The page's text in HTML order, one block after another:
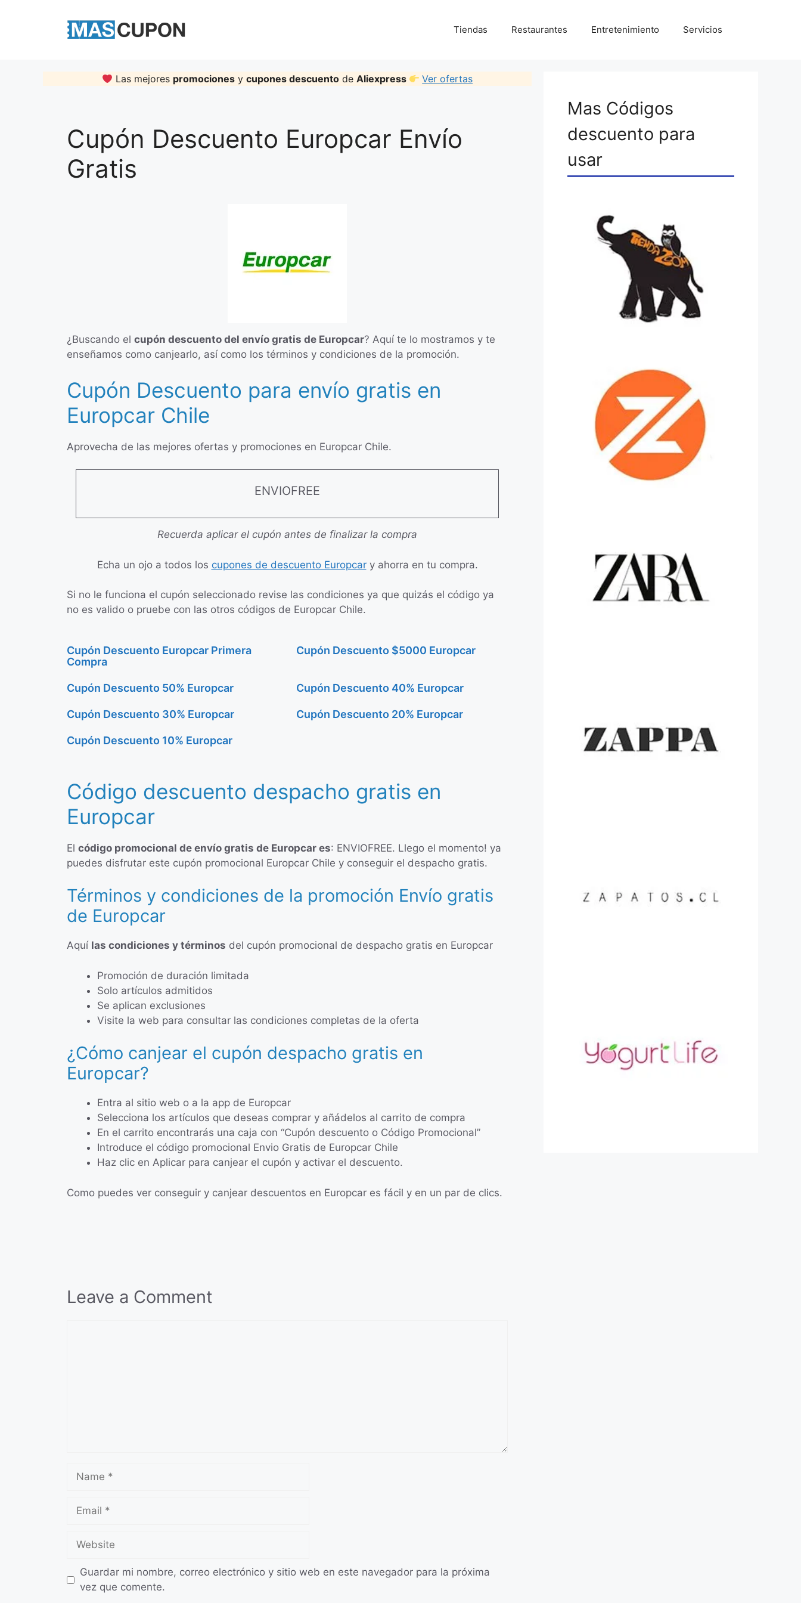
Tiendas Restaurantes Entretenimiento Servicios
Las mejores promociones y cupones descuento de Aliexpress Ver ofertas
Cupón Descuento Europcar Envío
Gratis
¿Buscando el cupón descuento del envío gratis de Europcar? Aquí te lo mostramos y te
enseñamos como canjearlo, así como los términos y condiciones de la promoción.
Cupón Descuento para envío gratis en
Europcar Chile
Aprovecha de las mejores ofertas y promociones en Europcar Chile.
ENVIOFREE
Recuerda aplicar el cupón antes de finalizar la compra
Echa un ojo a todos los cupones de descuento Europcary ahorra en tu compra.
Si no le funciona el cupón seleccionado revise las condiciones ya que quizás el código ya
no es valido o pruebe con las otros códigos de Europcar Chile.
Cupón Descuento Europcar Primera
Compra
Cupón Descuento $5000 Europcar
Cupón Descuento 50% Europcar Cupón Descuento 40% Europcar
Cupón Descuento 30% Europcar Cupón Descuento 20% Europcar
Cupón Descuento 10% Europcar
Código descuento despacho gratis en
Europcar
El código promocional de envío gratis de Europcar es: ENVIOFREE. Llego el momento! ya
puedes disfrutar este cupón promocional Europcar Chile y conseguir el despacho gratis.
Términos y condiciones de la promoción Envío gratis
de Europcar
Aquí las condiciones y términos del cupón promocional de despacho gratis en Europcar
Promoción de duración limitada
Solo artículos admitidos
Se aplican exclusiones
Visite la web para consultar las condiciones completas de la oferta
¿Cómo canjear el cupón despacho gratis en
Europcar?
Entra al sitio web o a la app de Europcar
Selecciona los artículos que deseas comprar y añádelos al carrito de compra
En el carrito encontrarás una caja con “Cupón descuento o Código Promocional”
Introduce el código promocional Envio Gratis de Europcar Chile
Haz clic en Aplicar para canjear el cupón y activar el descuento.
Como puedes ver conseguir y canjear descuentos en Europcar es fácil y en un par de clics.
Leave a Comment
Name
Email
Website
Guardar mi nombre, correo electrónico y sitio web en este navegador para la próxima
vez que comente.
Mas Códigos
descuento para
usar